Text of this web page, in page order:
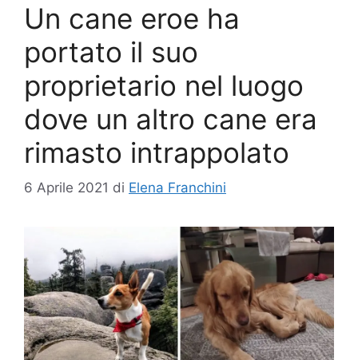
Un cane eroe ha
portato il suo
proprietario nel luogo
dove un altro cane era
rimasto intrappolato
6 Aprile 2021 di Elena Franchini